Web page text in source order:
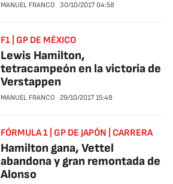
MANUEL FRANCO 30/10/2017 04:58
F1 | GP DE MÉXICO
Lewis Hamilton,
tetracampeón en la victoria de
Verstappen
MANUEL FRANCO 29/10/2017 15:48
FÓRMULA 1 | GP DE JAPÓN | CARRERA
Hamilton gana, Vettel
abandona y gran remontada de
Alonso